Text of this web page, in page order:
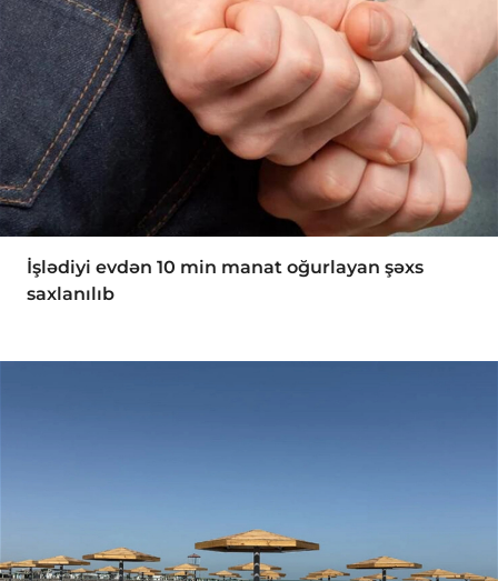
İşlədiyi evdən 10 min manat oğurlayan şəxs
saxlanılıb